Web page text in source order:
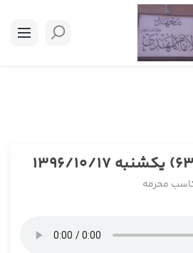
محرمه